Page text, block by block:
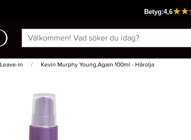
Leave-in Kevin Murphy Young.Again 100ml - Hårolja
Passar